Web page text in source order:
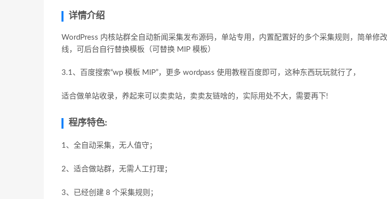
详情介绍
WordPress 内核站群全自动新闻采集发布源码，单站专用，内置配置好的多个采集规则，简单修
线，可后台自行替换模板（可替换 MIP 模板）
3.1、百度搜索“wp 模板 MIP”，更多 wordpass 使用教程百度即可，这种东西玩玩就行了，
适合做单站收录，养起来可以卖卖站，卖卖友链啥的，实际用处不大，需要再下!
程序特色:
1、全自动采集，无人值守；
2、适合做站群，无需人工打理；
3、已经创建 8 个采集规则；